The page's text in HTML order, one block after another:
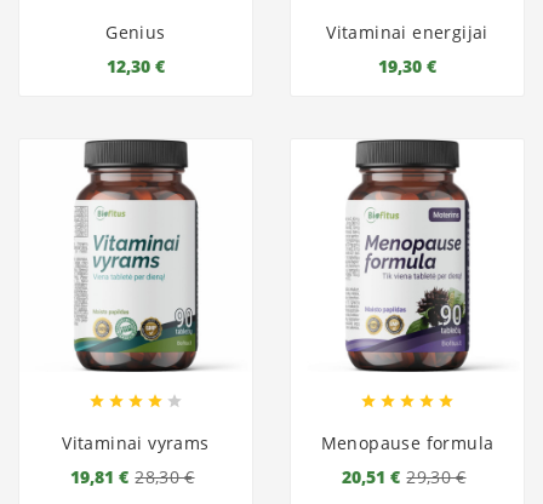
Genius
12,30 €
Vitaminai energijai
19,30 €
    
Vitaminai vyrams
19,81 € 28,30 €
    
Menopause formula
20,51 € 29,30 €